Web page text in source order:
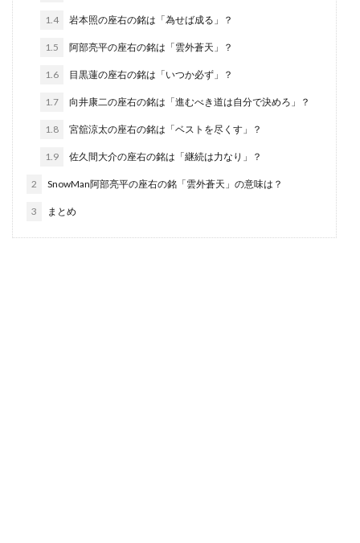
1.4 岩本照の座右の銘は「為せば成る」？
1.5 阿部亮平の座右の銘は「雲外蒼天」？
1.6 目黒蓮の座右の銘は「いつか必ず」？
1.7 向井康二の座右の銘は「進むべき道は自分で決めろ」？
1.8 宮舘涼太の座右の銘は「ベストを尽くす」？
1.9 佐久間大介の座右の銘は「継続は力なり」？
2 SnowMan阿部亮平の座右の銘「雲外蒼天」の意味は？
3 まとめ